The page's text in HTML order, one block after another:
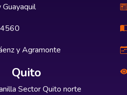
y Agramonte
Quito
Sector Quito norte